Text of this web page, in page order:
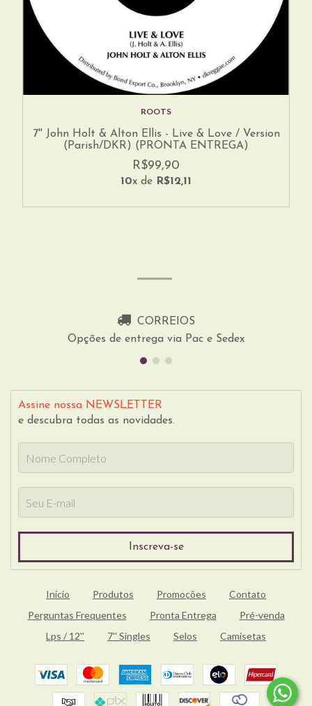
ROOTS
7'' John Holt & Alton Ellis - Live & Love / Version
(Parish/DKR) (PRONTA ENTREGA)
R$99,90
10x de R$12,11
CORREIOS
Opções de entrega via Pac e Sedex
Assine nossa NEWSLETTER
e descubra todas as novidades.
Início Produtos Promoções
Contato
Perguntas Frequentes
Pronta Entrega
Pré-venda
Lps / 12''
7'' Singles Selos Camisetas